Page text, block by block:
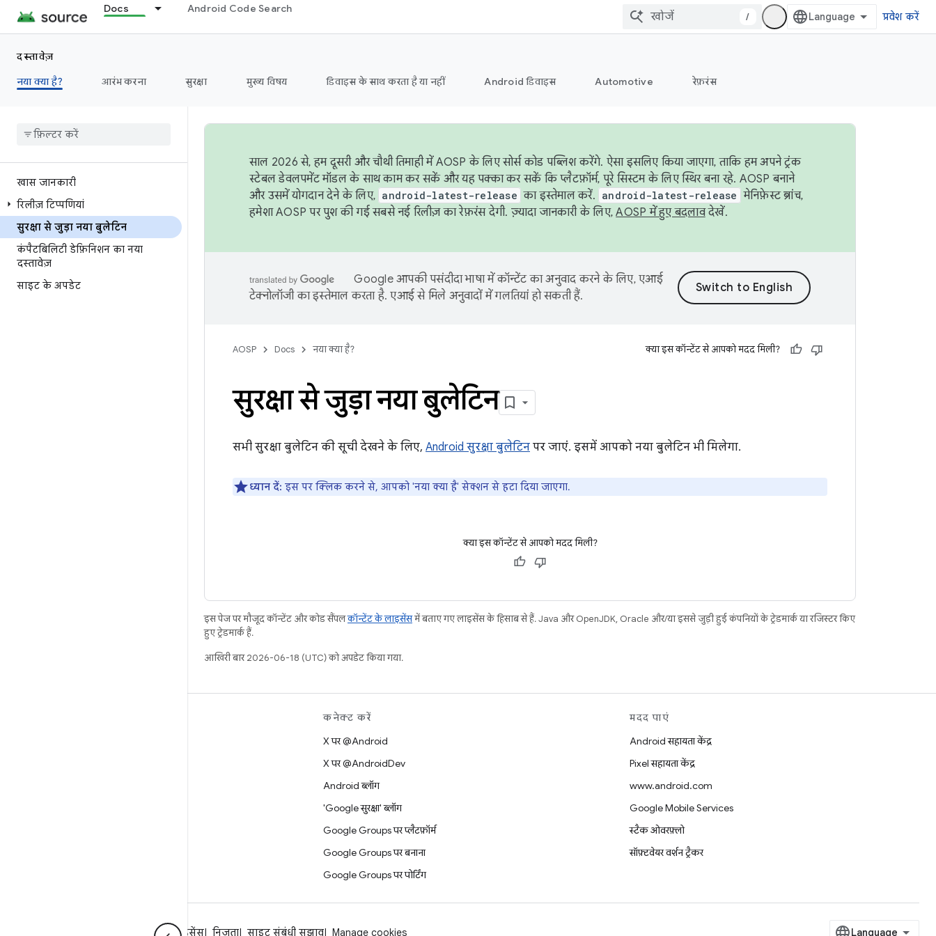
Docs Android Code Search
/ प्रवेश करें
दस्तावेज़
नया क्या है?
आरंभ करना सुरक्षा मुख्य विषय डिवाइस के साथ करता है या नहीं Android डिवाइस Automotive रेफ़रंस
खास जानकारी
रिलीज़ टिप्पणियां
सुरक्षा से जुड़ा नया बुलेटिन
कंपैटबिलिटी डेफ़िनिशन का नया
दस्तावेज़
साइट के अपडेट
साल 2026 से, हम दूसरी और चौथी तिमाही में AOSP के लिए सोर्स कोड पब्लिश करेंगे. ऐसा इसलिए किया जाएगा, ताकि हम अपने ट्रंक
स्टेबल डेवलपमेंट मॉडल के साथ काम कर सकें और यह पक्का कर सकें कि प्लैटफ़ॉर्म, पूरे सिस्टम के लिए स्थिर बना रहे. AOSP बनाने
और उसमें योगदान देने के लिए, android-latest-release का इस्तेमाल करें. android-latest-release मेनिफ़ेस्ट ब्रांच,
हमेशा AOSP पर पुश की गई सबसे नई रिलीज़ का रेफ़रंस देगी. ज़्यादा जानकारी के लिए,AOSP में हुए बदलावदेखें.
Google आपकी पसंदीदा भाषा में कॉन्टेंट का अनुवाद करने के लिए, एआई
टेक्नोलॉजी का इस्तेमाल करता है. एआई से मिले अनुवादों में गलतियां हो सकती हैं.
AOSP Docs नया क्या है? क्या इस कॉन्टेंट से आपको मदद मिली?
सुरक्षा से जुड़ा नया बुलेटिन
सभी सुरक्षा बुलेटिन की सूची देखने के लिए, Android सुरक्षा बुलेटिन पर जाएं. इसमें आपको नया बुलेटिन भी मिलेगा.
ध्यान दें: इस पर क्लिक करने से, आपको 'नया क्या है' सेक्शन से हटा दिया जाएगा.
क्या इस कॉन्टेंट से आपको मदद मिली?
इस पेज पर मौजूद कॉन्टेंट और कोड सैंपलकॉन्टेंट के लाइसेंसमें बताए गए लाइसेंस के हिसाब से हैं. Java और OpenJDK, Oracle और/या इससे जुड़ी हुई कंपनियों के ट्रेडमार्क या रजिस्टर किए
हुए ट्रेडमार्क हैं.
आखिरी बार 2026-06-18 (UTC) को अपडेट किया गया.
कनेक्ट करें
X पर @Android
X पर @AndroidDev
Android ब्लॉग
'Google सुरक्षा' ब्लॉग
Google Groups पर प्लैटफ़ॉर्म
Google Groups पर बनाना
Google Groups पर पोर्टिंग
मदद पाएं
Android सहायता केंद्र
Pixel सहायता केंद्र
www.android.com
Google Mobile Services
स्टैक ओवरफ़्लो
सॉफ़्टवेयर वर्शन ट्रैकर
कानूनी लाइसेंस निजता साइट संबंधी सुझाव Manage cookies